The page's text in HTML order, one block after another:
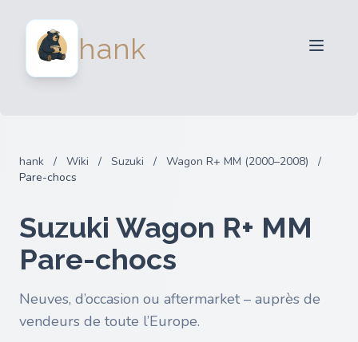
hank
Connexion
hank / Wiki / Suzuki / Wagon R+ MM (2000–2008)
/
Pare-chocs
Suzuki Wagon R+ MM
Pare-chocs
Neuves, d’occasion ou aftermarket – auprès de
vendeurs de toute l’Europe.